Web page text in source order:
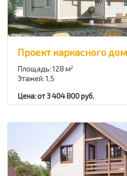
Проект каркасного
Площадь: 128 м2
Этажей: 1,5
Цена: от 3 404 800 руб.